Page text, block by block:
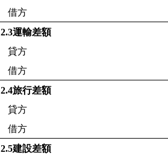
借方
2.3運輸差額
貸方
借方
2.4旅行差額
貸方
借方
2.5建設差額